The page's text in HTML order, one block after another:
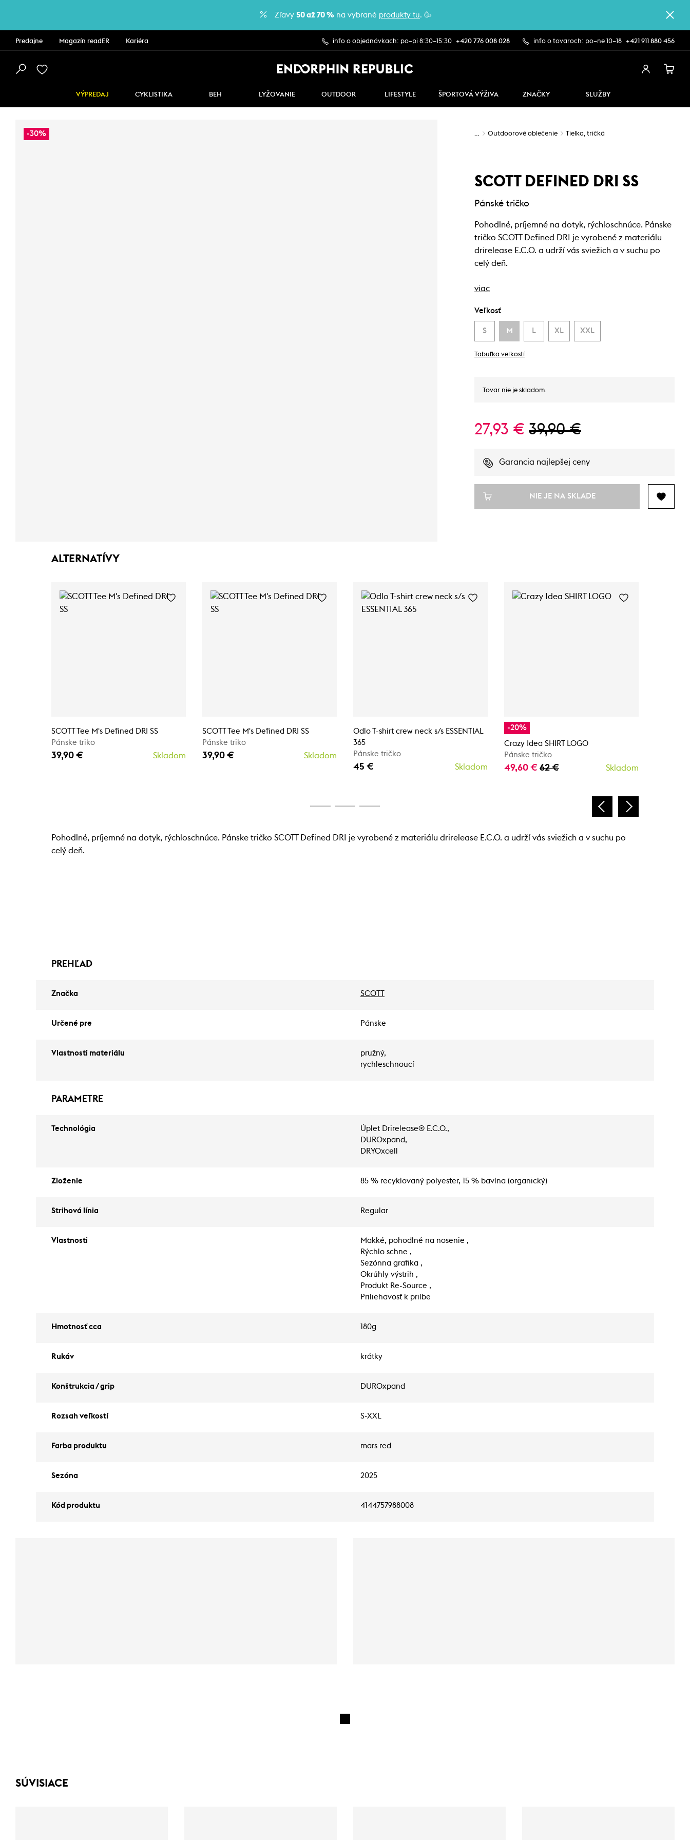
Zľavy 50 až 70 % na vybrané produkty tu. 🥳
Predajne Magazín readER Kariéra info o objednávkach: po–pi 8:30–15:30 +420 776 008 028 info o tovaroch: po–ne 10–18 +421 911 880 456
VÝPREDAJ CYKLISTIKA BEH LYŽOVANIE OUTDOOR LIFESTYLE ŠPORTOVÁ VÝŽIVA ZNAČKY SLUŽBY
-30% … Outdoorové oblečenie Tielka, tričká
SCOTT DEFINED DRI SS
Pánské tričko
Pohodlné, príjemné na dotyk, rýchloschnúce. Pánske
tričko SCOTT Defined DRI je vyrobené z materiálu
drirelease E.C.O. a udrží vás sviežich a v suchu po
celý deň.
viac
Veľkosť
S M L XL XXL
Tabuľka veľkostí
Tovar nie je skladom.
27,93 € 39,90 €
Garancia najlepšej ceny
NIE JE NA SKLADE
ALTERNATÍVY
SCOTT Tee M's Defined DRI SS
Pánske triko
39,90 € Skladom
SCOTT Tee M's Defined DRI SS
Pánske triko
39,90 € Skladom
Odlo T-shirt crew neck s/s ESSENTIAL
365
Pánske tričko
45 € Skladom
-20%
Crazy Idea SHIRT LOGO
Pánske tričko
49,60 € 62 € Skladom
Pohodlné, príjemné na dotyk, rýchloschnúce. Pánske tričko SCOTT Defined DRI je vyrobené z materiálu drirelease E.C.O. a udrží vás sviežich a v suchu po
celý deň.
PREHĽAD
Značka SCOTT
Určené pre Pánske
Vlastnosti materiálu
pružný,
rychleschnoucí
PARAMETRE
Technológia
Úplet Drirelease® E.C.O.,
DUROxpand,
DRYOxcell
Zloženie 85 % recyklovaný polyester, 15 % bavlna (organický)
Strihová línia Regular
Vlastnosti
Mäkké, pohodlné na nosenie ,
Rýchlo schne ,
Sezónna grafika ,
Okrúhly výstrih ,
Produkt Re-Source ,
Priliehavosť k prilbe
Hmotnosť cca 180g
Rukáv krátky
Konštrukcia / grip DUROxpand
Rozsah veľkostí S-XXL
Farba produktu mars red
Sezóna 2025
Kód produktu 4144757988008
SÚVISIACE